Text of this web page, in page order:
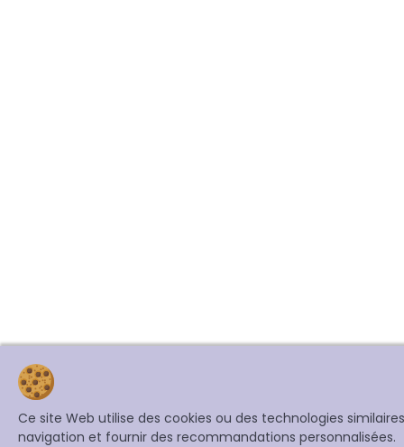
Ce site Web utilise des cookies ou des technologies
navigation et fournir des recommandations personnalisées.